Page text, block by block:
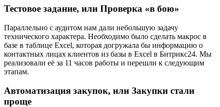
Тестовое задание, или Проверка «в бою»
Параллельно с аудитом нам дали небольшую задачу
технического характера. Необходимо было сделать макрос в
базе в таблице Excel, которая догружала бы информацию о
контактных лицах клиентов из базы в Excel в Битрикс24. Мы
реализовали её за 11 часов работы и перешли к следующим
этапам.
Автоматизация закупок, или Закупки стали
проще